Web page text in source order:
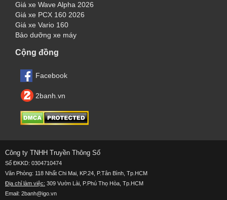
Giá xe Wave Alpha 2026
Giá xe PCX 160 2026
Giá xe Vario 160
Bảo dưỡng xe máy
Cộng đồng
Facebook
2banh.vn
Công ty TNHH Truyền Thông Số
Số ĐKKD: 0304710474
Văn Phòng: 118 Nhất Chi Mai, KP.24, P.Tân Bình, Tp.HCM
Địa chỉ làm việc: 309 Vườn Lài, P.Phú Thọ Hòa, Tp.HCM
Email: 2banh@igo.vn